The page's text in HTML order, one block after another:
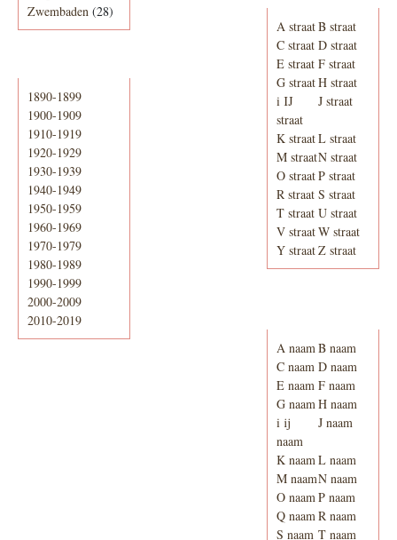
Zwembaden (28)
1890-1899
1900-1909
1910-1919
1920-1929
1930-1939
1940-1949
1950-1959
1960-1969
1970-1979
1980-1989
1990-1999
2000-2009
2010-2019
A straatB straat
C straat D straat
E straat F straat
G straatH straat
i IJ
straat
J straat
K straatL straat
M straatN straat
O straatP straat
R straat S straat
T straat U straat
V straatW straat
Y straatZ straat
A naamB naam
C naam D naam
E naam F naam
G naamH naam
i ij
naam
J naam
K naamL naam
M naamN naam
O naamP naam
Q naamR naam
S naam T naam